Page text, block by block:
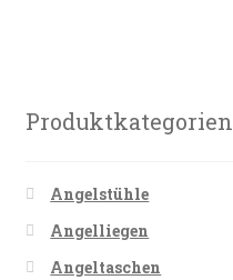
Produktkategorien
Angelstühle
Angelliegen
Angeltaschen